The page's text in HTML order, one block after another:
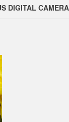
DIGITAL CAMERA